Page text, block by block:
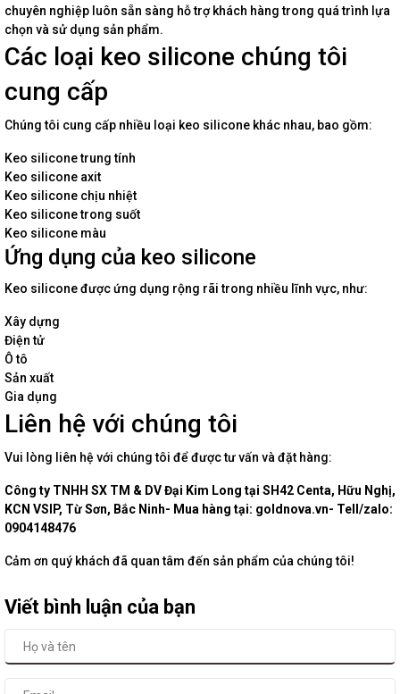
chuyên nghiệp luôn sẵn sàng hỗ trợ khách hàng trong quá trình lựa
chọn và sử dụng sản phẩm.
Các loại keo silicone chúng tôi
cung cấp
Chúng tôi cung cấp nhiều loại keo silicone khác nhau, bao gồm:
Keo silicone trung tính
Keo silicone axit
Keo silicone chịu nhiệt
Keo silicone trong suốt
Keo silicone màu
Ứng dụng của keo silicone
Keo silicone được ứng dụng rộng rãi trong nhiều lĩnh vực, như:
Xây dựng
Điện tử
Ô tô
Sản xuất
Gia dụng
Liên hệ với chúng tôi
Vui lòng liên hệ với chúng tôi để được tư vấn và đặt hàng:
Công ty TNHH SX TM & DV Đại Kim Long tại SH42 Centa, Hữu Nghị,
KCN VSIP, Từ Sơn, Bắc Ninh- Mua hàng tại: goldnova.vn- Tell/zalo:
0904148476
Cảm ơn quý khách đã quan tâm đến sản phẩm của chúng tôi!
Viết bình luận của bạn